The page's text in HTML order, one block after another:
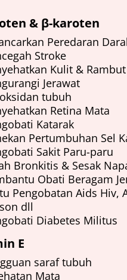
& β-karoten
Peredaran
Stroke
Kulit & Rambut
Jerawat
tubuh
Retina Mata
Katarak
Pertumbuhan Sel
Sakit Paru-paru
Bronkitis & Sesak
Obati Beragam
Pengobatan Aids Hiv,
dll
Diabetes Militus
E
saraf tubuh
Mata